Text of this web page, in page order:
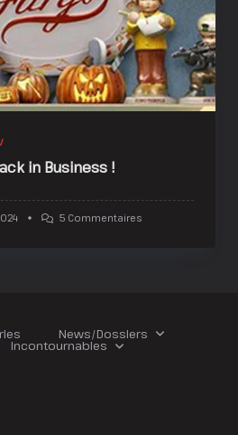
in Business !
5 CommentairesSur
News/Dossiers
Incontournables